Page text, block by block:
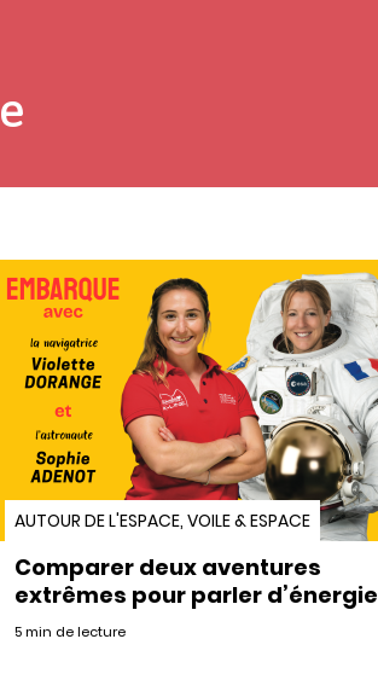
AUTOUR DE L'ESPACE, VOILE & ESPACE
Comparer deux aventures
extrêmes pour parler d’énergie
5 min de lecture